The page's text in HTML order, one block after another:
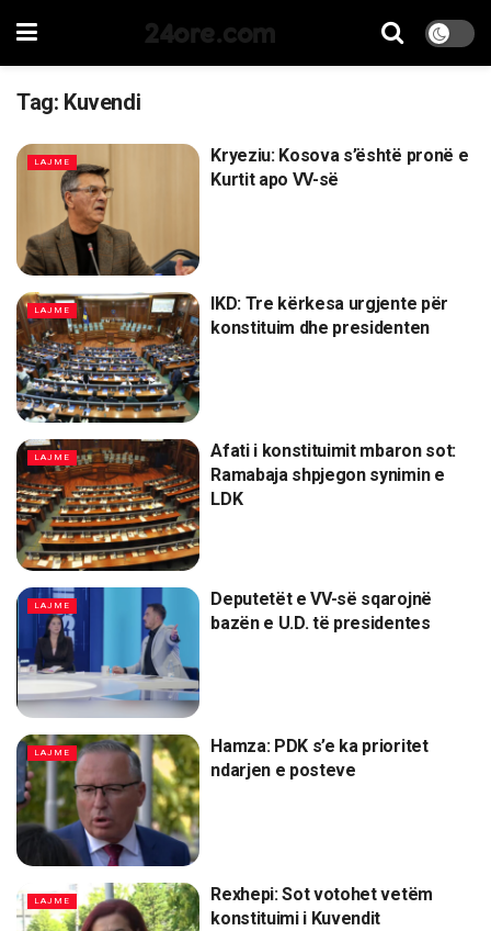
24ore.com
Tag: Kuvendi
LAJME
Kryeziu: Kosova s’është pronë e
Kurtit apo VV-së
LAJME
IKD: Tre kërkesa urgjente për
konstituim dhe presidenten
LAJME
Afati i konstituimit mbaron sot:
Ramabaja shpjegon synimin e
LDK
LAJME
Deputetët e VV-së sqarojnë
bazën e U.D. të presidentes
LAJME
Hamza: PDK s’e ka prioritet
ndarjen e posteve
LAJME
Rexhepi: Sot votohet vetëm
konstituimi i Kuvendit